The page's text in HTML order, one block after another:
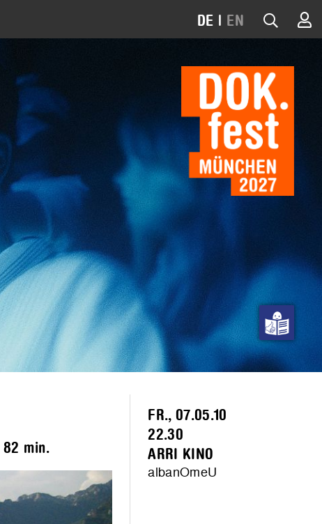
DE | EN
82 min.
FR., 07.05.10
22.30
ARRI KINO
albanOmeU